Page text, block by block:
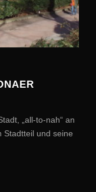
„all-to-nah“ an
Stadtteil und seine